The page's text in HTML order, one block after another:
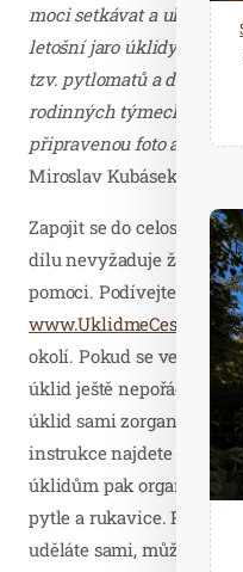
moci setkávat a uklízet
letošní jaro úklidy
tzv. pytlomatů a
rodinných týmech. Pro
připravenou foto a video
Miroslav Kubásek.
Zapojit se do
dílu nevyžaduje žádné
pomoci. Podívejte se na
www.UklidmeCesko.cz a
okolí. Pokud se ve
úklid ještě nepořádá,
úklid sami zorganizujte.
instrukce najdete na
úklidům pak organizátoři
pytle a rukavice. Pokud
uděláte sami, můžete